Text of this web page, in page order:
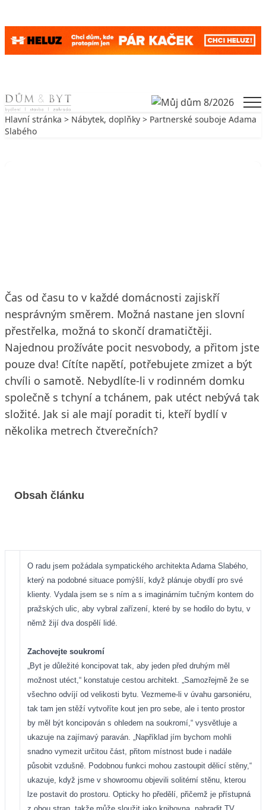
Skip to content
Hlavní stránka > Nábytek, doplňky > Partnerské souboje Adama
Slabého
Čas od času to v každé domácnosti zajiskří
nesprávným směrem. Možná nastane jen slovní
přestřelka, možná to skončí dramatičtěji.
Najednou prožíváte pocit nesvobody, a přitom jste
pouze dva! Cítíte napětí, potřebujete zmizet a být
chvíli o samotě. Nebydlíte-li v rodinném domku
společně s tchyní a tchánem, pak utéct nebývá tak
složité. Jak si ale mají poradit ti, kteří bydlí v
několika metrech čtverečních?
Obsah článku
O radu jsem požádala sympatického architekta Adama Slabého,
který na podobné situace pomýšlí, když plánuje obydlí pro své
klienty. Vydala jsem se s ním a s imaginárním tučným kontem do
pražských ulic, aby vybral zařízení, které by se hodilo do bytu, v
němž žijí dva dospělí lidé.
Zachovejte soukromí
„Byt je důležité koncipovat tak, aby jeden před druhým měl
možnost utéct,“ konstatuje cestou architekt. „Samozřejmě že se
všechno odvíjí od velikosti bytu. Vezmeme-li v úvahu garsoniéru,
tak tam jen stěží vytvoříte kout jen pro sebe, ale i tento prostor
by měl být koncipován s ohledem na soukromí,“ vysvětluje a
ukazuje na zajímavý paraván. „Například jím bychom mohli
snadno vymezit určitou část, přitom místnost bude i nadále
působit vzdušně. Podobnou funkci mohou zastoupit dělicí stěny,“
ukazuje, když jsme v showroomu objevili solitérní stěnu, kterou
lze postavit do prostoru. Opticky ho předělí, přičemž je přístupná